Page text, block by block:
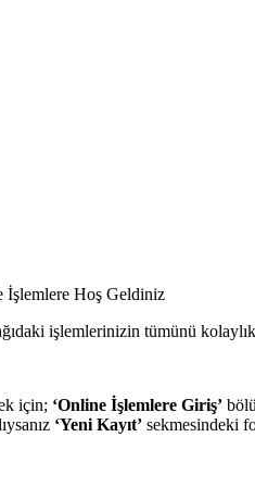
İşlemlere Hoş Geldiniz
işlemlerinizin tümünü
için; ‘Online İşlemlere Giriş’
‘Yeni Kayıt’sekmesindeki